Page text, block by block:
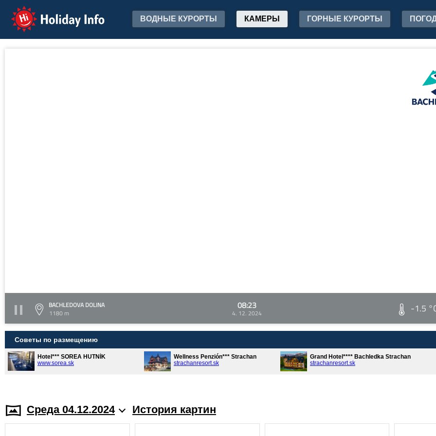
Holiday Info ВОДНЫЕ КУРОРТЫ КАМЕРЫ ГОРНЫЕ КУРОРТЫ
BACHLEDOVA DOLINA
1180 m
08:23
4. 12. 2024 -1.5
Советы по размещению
Hotel*** SOREA HUTNÍK
www.sorea.sk
Wellness Penzión*** Strachan
strachanresort.sk
Grand Hotel**** Bachledka Strachan
strachanresort.sk
Среда 04.12.2024 История картин